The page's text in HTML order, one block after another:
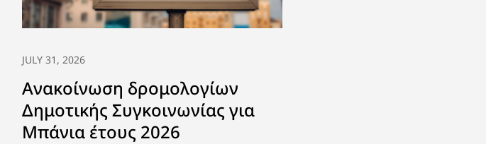
JULY 31, 2026
Ανακοίνωση δρομολογίων
Δημοτικής Συγκοινωνίας για
Μπάνια έτους 2026